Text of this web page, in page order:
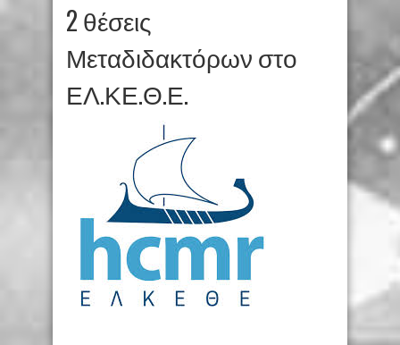
2 θέσεις
Μεταδιδακτόρων στο
ΕΛ.ΚΕ.Θ.Ε.